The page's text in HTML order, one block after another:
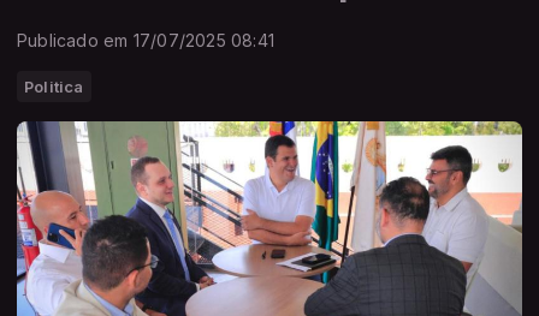
Publicado em 17/07/2025 08:41
Politica